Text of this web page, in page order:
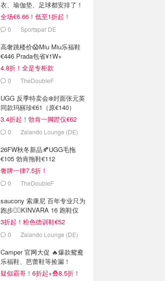
衣、瑜伽垫、足球都安排了！
全场€6.66！低至1折起！
0 Sportspar DE
高奢跳楼价😱Miu Miu乐福鞋
€446 Prada包省¥1W+
4.8折！全是专柜款
0 TheDoubleF
UGG 反季特卖会❄️封面张元英
同款玛丽珍€61（原€140）
3.4折起！勃肯一脚蹬仅€62
0 Zalando Lounge (DE)
26FW秋冬新品🍂UGG毛拖
€105 勃肯拖鞋€112
奢牌一律7.5折！
0 TheDoubleF
saucony 索康尼 百年专业只为
跑步🏃‍♀️KINVARA 16 跑鞋仅
€62
3折起！粉色德训鞋€52
0 Zalando Lounge (DE)
Camper 官网大促 🔥爆款鸳鸯
乐福鞋、芭蕾鞋等捡漏！
疑似霸哥！6折起+叠8.5折！